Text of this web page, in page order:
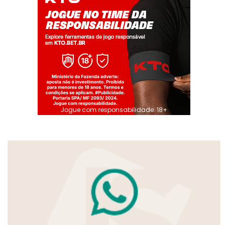
Jogue com responsabilidade. 18+